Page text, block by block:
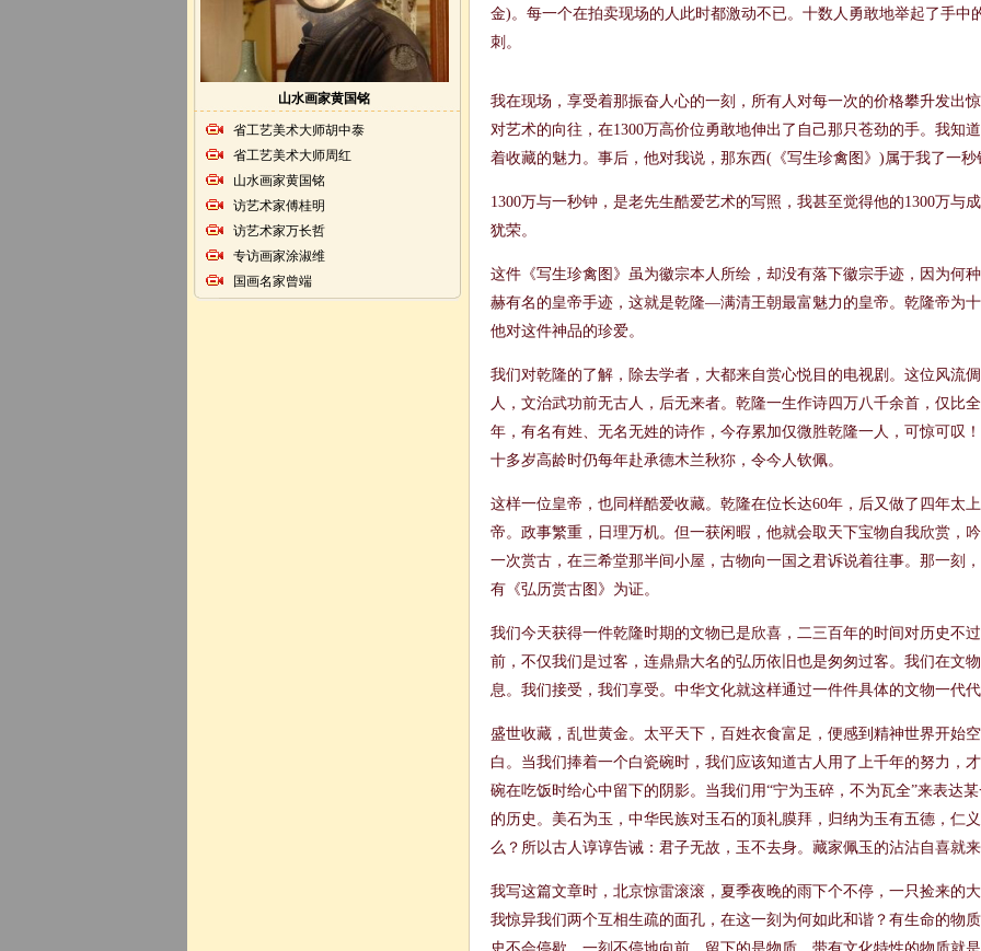
山水画家黄国铭
省工艺美术大师胡中泰
省工艺美术大师周红
山水画家黄国铭
访艺术家傅桂明
访艺术家万长哲
专访画家涂淑维
国画名家曾端
金)。每一个在拍卖现场的人此时都激动不已。十数人勇敢地举起了手中
刺。
我在现场，享受着那振奋人心的一刻，所有人对每一次的价格攀升发出
对艺术的向往，在1300万高价位勇敢地伸出了自己那只苍劲的手。我知
着收藏的魅力。事后，他对我说，那东西(《写生珍禽图》)属于我了一秒
1300万与一秒钟，是老先生酷爱艺术的写照，我甚至觉得他的1300万与
犹荣。
这件《写生珍禽图》虽为徽宗本人所绘，却没有落下徽宗手迹，因为何
赫有名的皇帝手迹，这就是乾隆—满清王朝最富魅力的皇帝。乾隆帝为
他对这件神品的珍爱。
我们对乾隆的了解，除去学者，大都来自赏心悦目的电视剧。这位风流
人，文治武功前无古人，后无来者。乾隆一生作诗四万八千余首，仅比
年，有名有姓、无名无姓的诗作，今存累加仅微胜乾隆一人，可惊可叹
十多岁高龄时仍每年赴承德木兰秋狝，令今人钦佩。
这样一位皇帝，也同样酷爱收藏。乾隆在位长达60年，后又做了四年太
帝。政事繁重，日理万机。但一获闲暇，他就会取天下宝物自我欣赏，
一次赏古，在三希堂那半间小屋，古物向一国之君诉说着往事。那一刻
有《弘历赏古图》为证。
我们今天获得一件乾隆时期的文物已是欣喜，二三百年的时间对历史不
前，不仅我们是过客，连鼎鼎大名的弘历依旧也是匆匆过客。我们在文
息。我们接受，我们享受。中华文化就这样通过一件件具体的文物一代
盛世收藏，乱世黄金。太平天下，百姓衣食富足，便感到精神世界开始
白。当我们捧着一个白瓷碗时，我们应该知道古人用了上千年的努力，
碗在吃饭时给心中留下的阴影。当我们用“宁为玉碎，不为瓦全”来表达
的历史。美石为玉，中华民族对玉石的顶礼膜拜，归纳为玉有五德，仁
么？所以古人谆谆告诫：君子无故，玉不去身。藏家佩玉的沾沾自喜就
我写这篇文章时，北京惊雷滚滚，夏季夜晚的雨下个不停，一只捡来的
我惊异我们两个互相生疏的面孔，在这一刻为何如此和谐？有生命的物